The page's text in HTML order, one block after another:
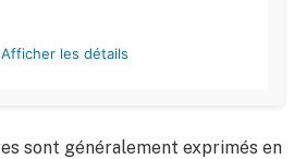
Afficher les détails
sont généralement exprimés en